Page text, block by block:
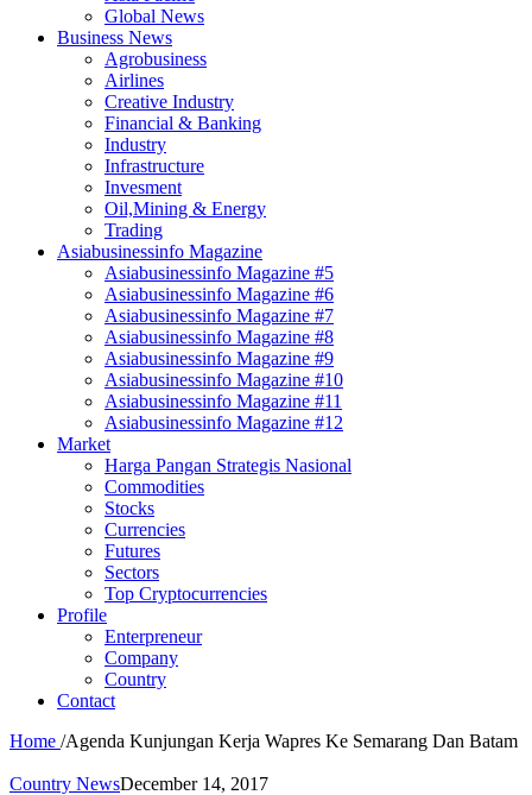
Global News
Business News
Agrobusiness
Airlines
Creative Industry
Financial & Banking
Industry
Infrastructure
Invesment
Oil,Mining & Energy
Trading
Asiabusinessinfo Magazine
Asiabusinessinfo Magazine #5
Asiabusinessinfo Magazine #6
Asiabusinessinfo Magazine #7
Asiabusinessinfo Magazine #8
Asiabusinessinfo Magazine #9
Asiabusinessinfo Magazine #10
Asiabusinessinfo Magazine #11
Asiabusinessinfo Magazine #12
Market
Harga Pangan Strategis Nasional
Commodities
Stocks
Currencies
Futures
Sectors
Top Cryptocurrencies
Profile
Enterpreneur
Company
Country
Contact
Home /Agenda Kunjungan Kerja Wapres Ke Semarang Dan Batam
Country NewsDecember 14, 2017